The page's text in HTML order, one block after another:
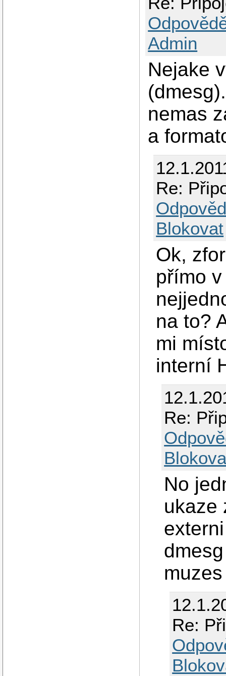
Admin
Nejake
nemas
a
Re:
Blokovat
Ok,
přímo
na to?
mi
interní
Re:
No
ukaze
Re: